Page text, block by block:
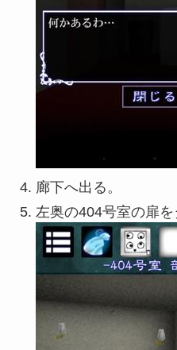
廊下へ出る。
左奥の404号室の扉を